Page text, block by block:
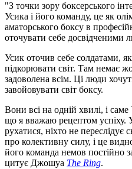
"З точки зору боксерського
Усика і його команду, це як
аматорського боксу в
оточувати себе досвідченими
Усик оточив себе солдатами,
підкорювати світ. Там немає
задоволена всім. Ці люди
завойовувати світ боксу.
Вони всі на одній хвилі, і
що я вважаю рецептом успіху.
рухатися, ніхто не переслідує
про колективну силу, і це
його команда немов постійно
цитує Джошуа The Ring.